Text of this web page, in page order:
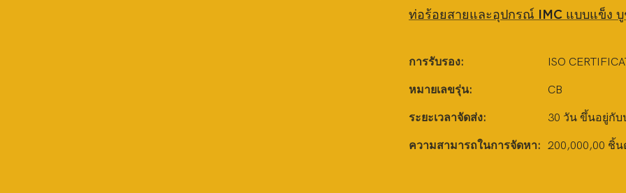
ท่อร้อยสายและอุปกรณ์ IMC แบบแข็ง
การรับรอง: ISO
หมายเลขรุ่น: CB
ระยะเวลาจัดส่ง: 30 วัน ขึ้นอยู่กั
ความสามารถในการจัดหา: 200,000,00 ชิ้น